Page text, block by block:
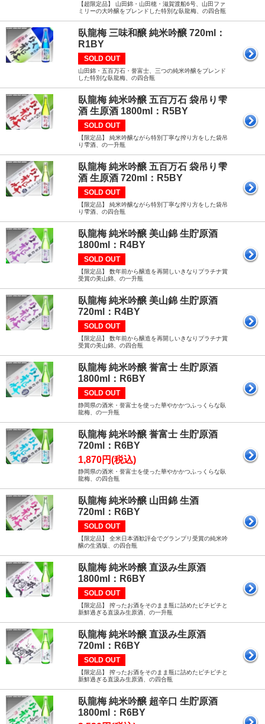
【超限定品】 山田錦・山田穂・滋賀渡船6号、山田ファ
ミリーの大吟醸をブレンドした特別な臥龍梅、の四合瓶
臥龍梅 三味和醸 純米吟醸 720ml：
R1BY
SOLD OUT
山田錦・五百万石・誉富士、三つの純米吟醸をブレンド
した特別な臥龍梅、の四合瓶
臥龍梅 純米吟醸 五百万石 袋吊り雫
酒 生原酒 1800ml：R5BY
SOLD OUT
【限定品】 純米吟醸ながら特別丁寧な搾り方をした袋吊
り雫酒、の一升瓶
臥龍梅 純米吟醸 五百万石 袋吊り雫
酒 生原酒 720ml：R5BY
SOLD OUT
【限定品】 純米吟醸ながら特別丁寧な搾り方をした袋吊
り雫酒、の四合瓶
臥龍梅 純米吟醸 美山錦 生貯原酒
1800ml：R4BY
SOLD OUT
【限定品】 数年前から醸造を再開しいきなりプラチナ賞
受賞の美山錦、の一升瓶
臥龍梅 純米吟醸 美山錦 生貯原酒
720ml：R4BY
SOLD OUT
【限定品】 数年前から醸造を再開しいきなりプラチナ賞
受賞の美山錦、の四合瓶
臥龍梅 純米吟醸 誉富士 生貯原酒
1800ml：R6BY
SOLD OUT
静岡県の酒米・誉富士を使った華やかかつふっくらな臥
龍梅、の一升瓶
臥龍梅 純米吟醸 誉富士 生貯原酒
720ml：R6BY
1,870円(税込)
静岡県の酒米・誉富士を使った華やかかつふっくらな臥
龍梅、の四合瓶
臥龍梅 純米吟醸 山田錦 生酒
720ml：R6BY
SOLD OUT
【限定品】 全米日本酒歓評会でグランプリ受賞の純米吟
醸の生酒版、の四合瓶
臥龍梅 純米吟醸 直汲み生原酒
1800ml：R6BY
SOLD OUT
【限定品】 搾ったお酒をそのまま瓶に詰めたピチピチと
新鮮過ぎる直汲み生原酒、の一升瓶
臥龍梅 純米吟醸 直汲み生原酒
720ml：R6BY
SOLD OUT
【限定品】 搾ったお酒をそのまま瓶に詰めたピチピチと
新鮮過ぎる直汲み生原酒、の四合瓶
臥龍梅 純米吟醸 超辛口 生貯原酒
1800ml：R6BY